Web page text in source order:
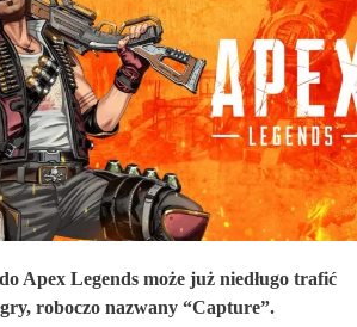
Apex Legends może już niedługo trafić
roboczo nazwany “Capture”.